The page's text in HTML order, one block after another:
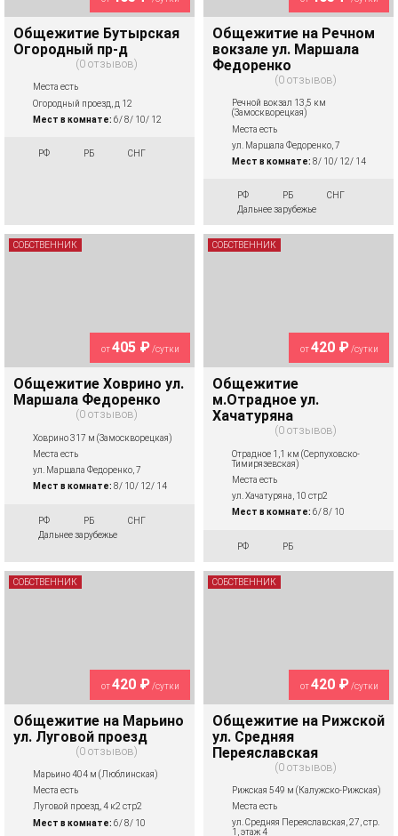
Общежитие Бутырская
Огородный пр-д
0 отзывов
Места есть
Огородный проезд, д 12
Мест в комнате: 6/ 8/ 10/ 12
РФ РБ СНГ
Общежитие на Речном
вокзале ул. Маршала
Федоренко
0 отзывов
Речной вокзал 13,5 км
(Замоскворецкая)
Места есть
ул. Маршала Федоренко, 7
Мест в комнате: 8/ 10/ 12/ 14
РФ РБ
СНГ
Дальнее зарубежье
от405 ₽ /сутки
Общежитие Ховрино ул.
Маршала Федоренко
0 отзывов
Ховрино 317 м (Замоскворецкая)
Места есть
ул. Маршала Федоренко, 7
Мест в комнате: 8/ 10/ 12/ 14
РФ РБ
СНГ
Дальнее зарубежье
СОБСТВЕННИК
от420 ₽ /сутки
Общежитие
м.Отрадное ул.
Хачатуряна
0 отзывов
Отрадное 1,1 км (Серпуховско-
Тимирязевская)
Места есть
ул. Хачатуряна, 10 стр2
Мест в комнате: 6/ 8/ 10
РФ РБ
СОБСТВЕННИК
от420 ₽/сутки
Общежитие на Марьино
ул. Луговой проезд
0 отзывов
Марьино 404 м (Люблинская)
Места есть
Луговой проезд, 4 к2 стр2
Мест в комнате: 6/ 8/ 10
СОБСТВЕННИК
от420 ₽/сутки
Общежитие на Рижской
ул. Средняя
Переяславская
0 отзывов
Рижская 549 м (Калужско-Рижская)
Места есть
ул. Средняя Переяславская, 27, стр.
1, этаж 4
СОБСТВЕННИК